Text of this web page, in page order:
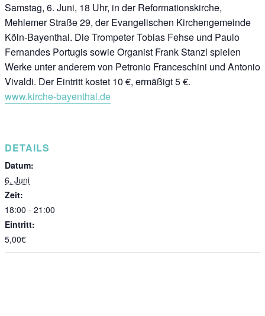
Samstag, 6. Juni, 18 Uhr, in der Reformationskirche,
Mehlemer Straße 29, der Evangelischen Kirchengemeinde
Köln-Bayenthal. Die Trompeter Tobias Fehse und Paulo
Fernandes Portugis sowie Organist Frank Stanzl spielen
Werke unter anderem von Petronio Franceschini und Antonio
Vivaldi. Der Eintritt kostet 10 €, ermäßigt 5 €.
www.kirche-bayenthal.de
DETAILS
Datum:
6. Juni
Zeit:
18:00 - 21:00
Eintritt:
5,00€